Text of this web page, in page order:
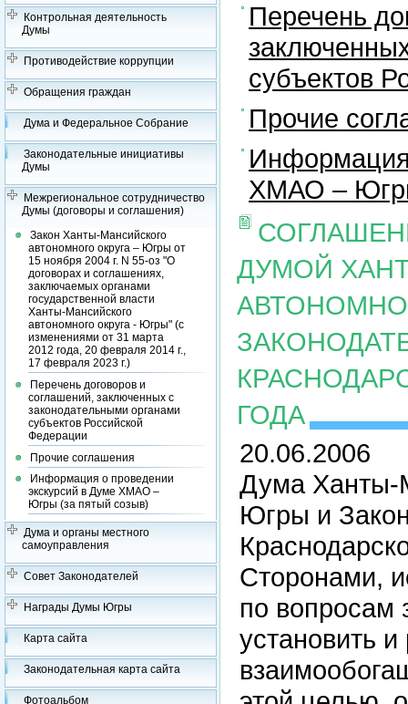
Контрольная деятельность
Думы
Противодействие коррупции
Обращения граждан
Дума и Федеральное Собрание
Законодательные инициативы
Думы
Межрегиональное сотрудничество
Думы (договоры и соглашения)
Закон Ханты-Мансийского
автономного округа – Югры от
15 ноября 2004 г. N 55-оз "О
договорах и соглашениях,
заключаемых органами
государственной власти
Ханты-Мансийского
автономного округа - Югры" (с
изменениями от 31 марта
2012 года, 20 февраля 2014 г.,
17 февраля 2023 г.)
Перечень договоров и
соглашений, заключенных с
законодательными органами
субъектов Российской
Федерации
Прочие соглашения
Информация о проведении
экскурсий в Думе ХМАО –
Югры (за пятый созыв)
Дума и органы местного
самоуправления
Совет Законодателей
Награды Думы Югры
Карта сайта
Законодательная карта сайта
Фотоальбом
Перечень
субъектов
Прочие
Информация
ХМАО –
ДУМОЙ
ГОДА
20.06.2006
Дума Ханты-
Югры и
Сторонами,
по вопросам
установить